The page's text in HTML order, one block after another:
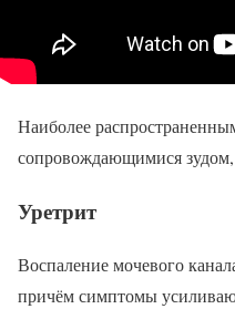
Наиболее
сопровождающимися
Уретрит
Воспаление мочевого
причём симптомы